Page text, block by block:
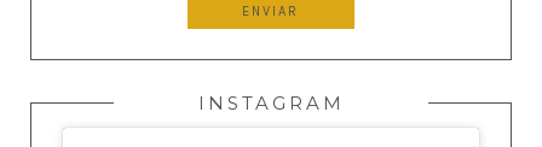
INSTAGRAM